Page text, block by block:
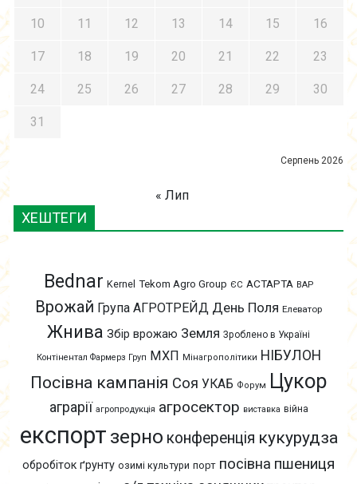
Серпень 2026
10 11 12 13 14 15 16
17 18 19 20 21 22 23
24 25 26 27 28 29 30
31
« Лип
ХЕШТЕГИ
Bednar Kernel Tekom Agro Group ЄС АСТАРТА ВАР
Врожай Група АГРОТРЕЙД День Поля Елеватор
Жнива Збір врожаю Земля Зроблено в Україні
Контінентал Фармерз Груп МХП Мінагрополітики НІБУЛОН
Посівна кампанія Соя УКАБ Форум Цукор
аграрії агропродукція агросектор виставка війна
експорт зерно конференція кукурудза
обробіток ґрунту озимі культури порт посівна пшениця